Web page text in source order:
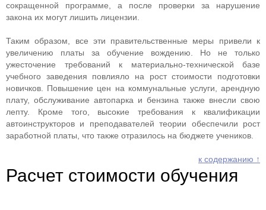
сокращенной программе, а после проверки за нарушение
закона их могут лишить лицензии.
Таким образом, все эти правительственные меры привели к
увеличению платы за обучение вождению. Но не только
ужесточение требований к материально-технической базе
учебного заведения повлияло на рост стоимости подготовки
новичков. Повышение цен на коммунальные услуги, арендную
плату, обслуживание автопарка и бензина также внесли свою
лепту. Кроме того, высокие требования к квалификации
автоинструкторов и преподавателей теории обеспечили рост
заработной платы, что также отразилось на бюджете учеников.
к содержанию ↑
Расчет стоимости обучения